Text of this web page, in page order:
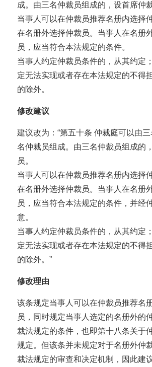
成。由三名仲裁员组成的，设首席仲裁
当事人可以在仲裁员推荐名册内选择
在名册外选择仲裁员。当事人在名册
员，应当符合本法规定的条件。
当事人约定仲裁员条件的，从其约定
定无法实现或者存在本法规定的不得
的除外。
修改建议
建议改为：“第五十条 仲裁庭可以由
名仲裁员组成。由三名仲裁员组成的
员。
当事人可以在仲裁员推荐名册内选择
在名册外选择仲裁员。当事人在名册
员，应当符合本法规定的条件，并经
意。
当事人约定仲裁员条件的，从其约定
定无法实现或者存在本法规定的不得
的除外。”
修改理由
该条规定当事人可以在仲裁员推荐名
员，同时规定当事人选定的名册外的
裁法规定的条件，也即第十八条关于
规定。但该条并未规定对于名册外仲
裁法规定的审查和决定机制，因此建